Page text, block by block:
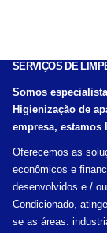
SERVIÇOS DE
Somos
Higienização de
empresa, estamos
Oferecemos as
econômicos e
desenvolvidos e /
Condicionado,
se as áreas: